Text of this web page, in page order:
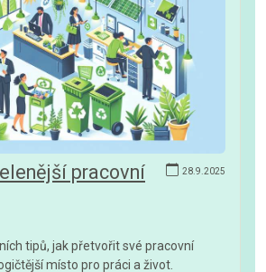
28.9.2025
pracovní
tipů, jak přetvořit své pracovní
místo pro práci a život.